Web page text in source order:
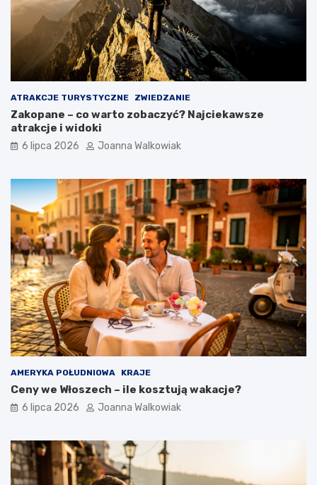
ATRAKCJE TURYSTYCZNE ZWIEDZANIE
Zakopane – co warto zobaczyć? Najciekawsze
atrakcje i widoki
6 lipca 2026 Joanna Walkowiak
AMERYKA POŁUDNIOWA KRAJE
Ceny we Włoszech – ile kosztują wakacje?
6 lipca 2026 Joanna Walkowiak